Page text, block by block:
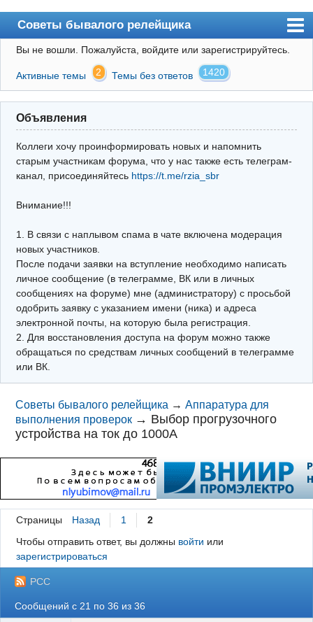
Советы бывалого релейщика
Форум
Правила
Поиск
Регистрация
Архив
Почта
Поиск релейщика
Видео РЗиА
Фотохостинг
Телеграм
Вы не вошли. Пожалуйста, войдите или зарегистрируйтесь.
Активные темы 2 Темы без ответов 1420
Объявления
Коллеги хочу проинформировать новых и напомнить
старым участникам форума, что у нас также есть телеграм-
канал, присоединяйтесь https://t.me/rzia_sbr
Внимание!!!
1. В связи с наплывом спама в чате включена модерация
новых участников.
После подачи заявки на вступление необходимо написать
личное сообщение (в телеграмме, ВК или в личных
сообщениях на форуме) мне (администратору) с просьбой
одобрить заявку с указанием имени (ника) и адреса
электронной почты, на которую была регистрация.
2. Для восстановления доступа на форум можно также
обращаться по средствам личных сообщений в телеграмме
или ВК.
Советы бывалого релейщика →Аппаратура для
выполнения проверок → Выбор прогрузочного
устройства на ток до 1000А
Страницы Назад 1
2
Чтобы отправить ответ, вы должны войти или
зарегистрироваться
РСС
Сообщений с 21 по 36 из 36